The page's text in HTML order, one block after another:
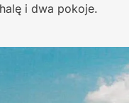
i dwa pokoje.